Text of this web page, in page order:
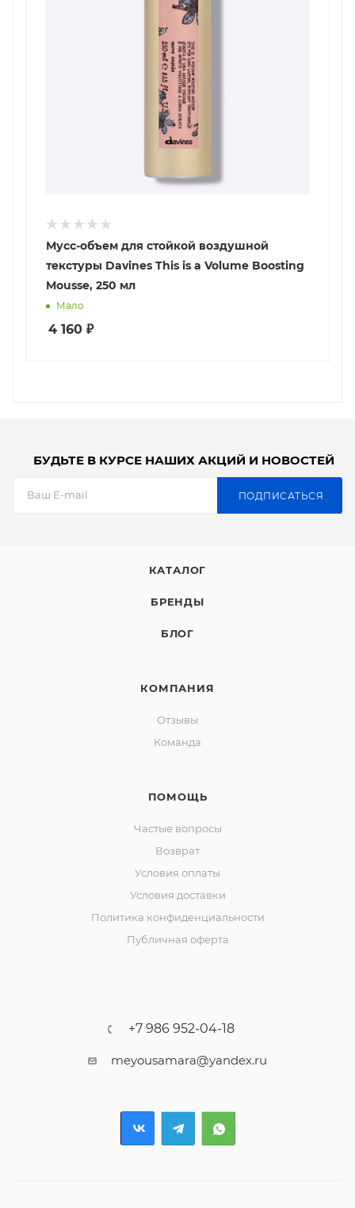
Мусс-объем для стойкой воздушной
текстуры Davines This is a Volume Boosting
Mousse, 250 мл
Мало
4 160 ₽
БУДЬТЕ В КУРСЕ НАШИХ АКЦИЙ И НОВОСТЕЙ
ПОДПИСАТЬСЯ
КАТАЛОГ
БРЕНДЫ
БЛОГ
КОМПАНИЯ
Отзывы
Команда
ПОМОЩЬ
Частые вопросы
Возврат
Условия оплаты
Условия доставки
Политика конфиденциальности
Публичная оферта
+7 986 952-04-18
meyousamara@yandex.ru